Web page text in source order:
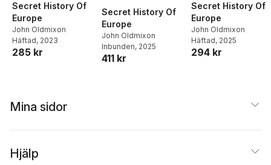
Secret History Of
Europe
John Oldmixon
Häftad, 2023
285 kr
Secret History Of
Europe
John Oldmixon
Inbunden, 2025
411 kr
Secret History Of
Europe
John Oldmixon
Häftad, 2025
294 kr
Mina sidor
Hjälp